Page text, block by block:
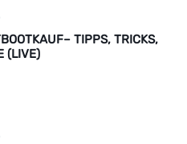
TIPPS, TRICKS,
(LIVE)